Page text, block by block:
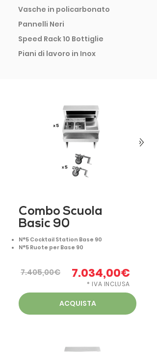
Vasche in policarbonato
Pannelli Neri
Speed Rack 10 Bottiglie
Piani di lavoro in Inox
Combo Scuola
Basic 90
N°5 Cocktail Station Base 90
N°5 Ruote per Base 90
7.405,00€ 7.034,00€
* IVA INCLUSA
ACQUISTA